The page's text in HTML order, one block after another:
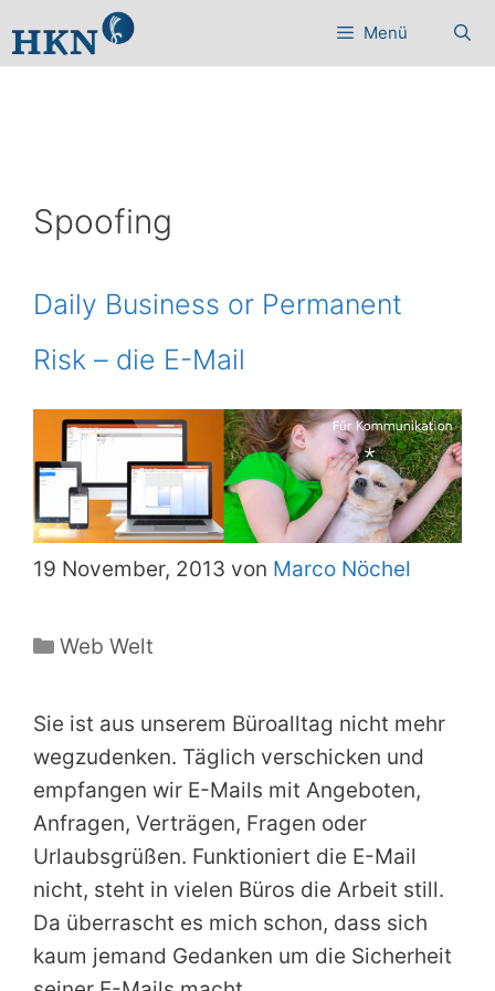
Inhalt
Menü
Spoofing
Daily Business or Permanent
Risk – die E-Mail
19 November, 2013 von Marco Nöchel
Kategorien
Web Welt
Sie ist aus unserem Büroalltag nicht mehr
wegzudenken. Täglich verschicken und
empfangen wir E-Mails mit Angeboten,
Anfragen, Verträgen, Fragen oder
Urlaubsgrüßen. Funktioniert die E-Mail
nicht, steht in vielen Büros die Arbeit still.
Da überrascht es mich schon, dass sich
kaum jemand Gedanken um die Sicherheit